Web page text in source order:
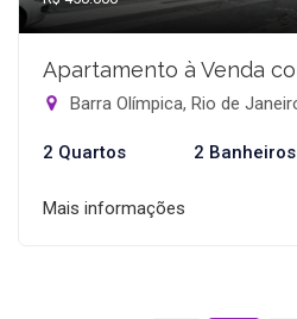
Apartamento à Venda
Barra Olímpica, Rio de
2 Quartos 2 Banheiros
Mais informações